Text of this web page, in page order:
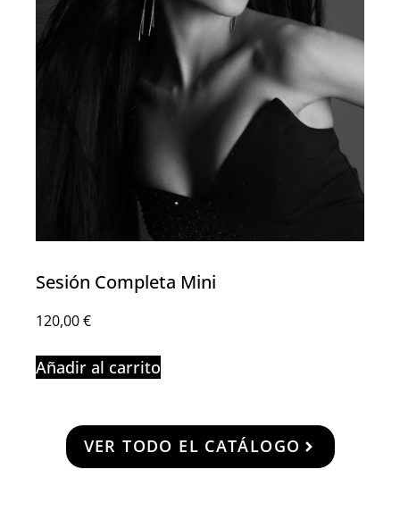
Sesión Completa Mini
120,00€
Añadir al carrito
VER TODO EL CATÁLOGO